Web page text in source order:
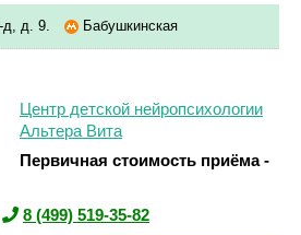
д, д. 9. Бабушкинская
Центр детской нейропсихологии
Альтера Вита
Первичная стоимость приёма -
8 (499) 519-35-82